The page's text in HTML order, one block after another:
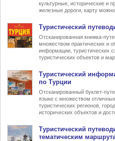
культурные, исторические и
железные дороги, карту
Туристический
Отсканированная книжка-
множеством практических и
информации, туристических
туристических объектов и
Туристический
по Турции
Отсканированный буклет-
языке с множеством
туристических регионов,
исторических объектов и
Туристический
тематическим